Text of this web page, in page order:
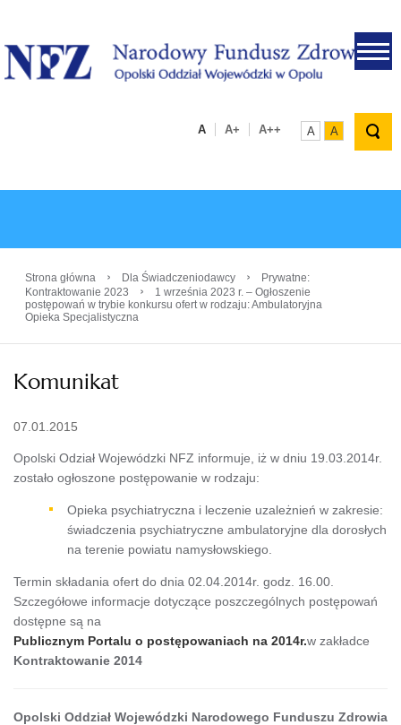
.
A A+ A++ A A
Strona główna › Dla Świadczeniodawcy ›
Prywatne:
Kontraktowanie 2023
›
1 września 2023 r. – Ogłoszenie
postępowań w trybie konkursu ofert w rodzaju: Ambulatoryjna
Opieka Specjalistyczna
Komunikat
07.01.2015
Opolski Odział Wojewódzki NFZ informuje, iż w dniu 19.03.2014r.
zostało ogłoszone postępowanie w rodzaju:
Opieka psychiatryczna i leczenie uzależnień w zakresie:
świadczenia psychiatryczne ambulatoryjne dla dorosłych
na terenie powiatu namysłowskiego.
Termin składania ofert do dnia 02.04.2014r. godz. 16.00.
Szczegółowe informacje dotyczące poszczególnych postępowań
dostępne są na
Publicznym Portalu o postępowaniach na 2014r.w zakładce
Kontraktowanie 2014
Opolski Oddział Wojewódzki Narodowego Funduszu Zdrowia